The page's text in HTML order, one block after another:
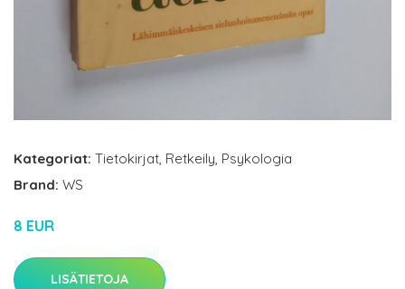
Kategoriat: Tietokirjat, Retkeily, Psykologia
Brand: WS
8 EUR
LISÄTIETOJA